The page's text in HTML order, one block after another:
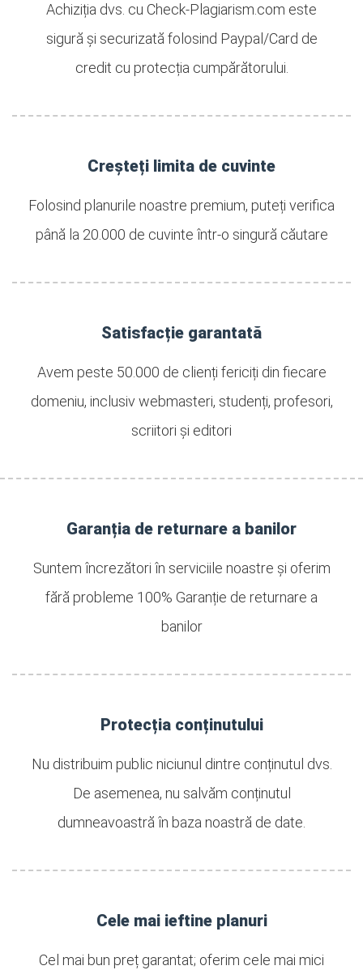
Achiziția dvs. cu Check-Plagiarism.com este
sigură și securizată folosind Paypal/Card de
credit cu protecția cumpărătorului.
Creșteți limita de cuvinte
Folosind planurile noastre premium, puteți verifica
până la 20.000 de cuvinte într-o singură căutare
Satisfacție garantată
Avem peste 50.000 de clienți fericiți din fiecare
domeniu, inclusiv webmasteri, studenți, profesori,
scriitori și editori
Garanția de returnare a banilor
Suntem încrezători în serviciile noastre și oferim
fără probleme 100% Garanție de returnare a
banilor
Protecția conținutului
Nu distribuim public niciunul dintre conținutul dvs.
De asemenea, nu salvăm conținutul
dumneavoastră în baza noastră de date.
Cele mai ieftine planuri
Cel mai bun preț garantat; oferim cele mai mici